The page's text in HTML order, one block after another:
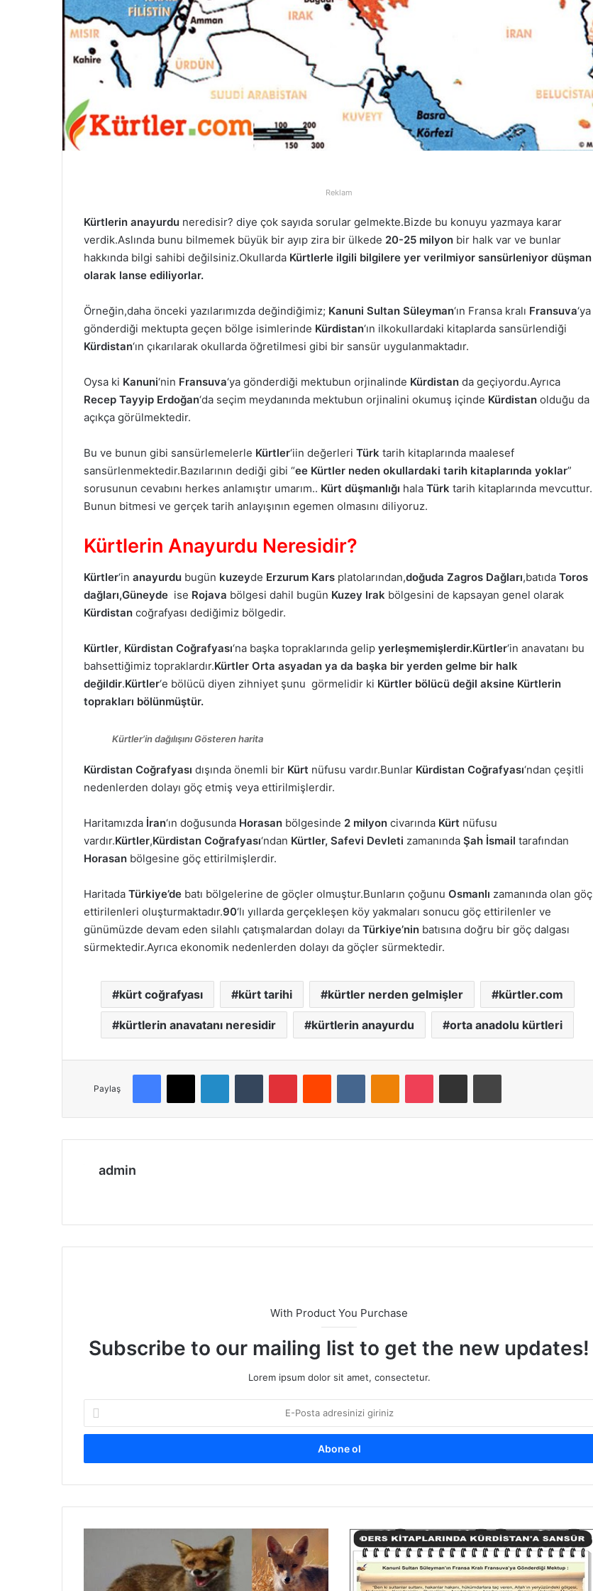
m
e
Reklam
Kürtlerin anayurdu neredisir? diye çok sayıda sorular gelmekte.Bizde bu konuyu yazmaya karar
verdik.Aslında bunu bilmemek büyük bir ayıp zira bir ülkede 20-25 milyon bir halk var ve bunlar
hakkında bilgi sahibi değilsiniz.Okullarda Kürtlerle ilgili bilgilere yer verilmiyor sansürleniyor düşman
olarak lanse ediliyorlar.
Örneğin,daha önceki yazılarımızda değindiğimiz; Kanuni Sultan Süleyman‘ın Fransa kralı Fransuva‘ya
gönderdiği mektupta geçen bölge isimlerinde Kürdistan‘ın ilkokullardaki kitaplarda sansürlendiği
Kürdistan‘ın çıkarılarak okullarda öğretilmesi gibi bir sansür uygulanmaktadır.
Oysa ki Kanuni‘nin Fransuva‘ya gönderdiği mektubun orjinalinde Kürdistan da geçiyordu.Ayrıca
Recep Tayyip Erdoğan‘da seçim meydanında mektubun orjinalini okumuş içinde Kürdistan olduğu da
açıkça görülmektedir.
Bu ve bunun gibi sansürlemelerle Kürtler‘iin değerleri Türk tarih kitaplarında maalesef
sansürlenmektedir.Bazılarının dediği gibi “ee Kürtler neden okullardaki tarih kitaplarında yoklar”
sorusunun cevabını herkes anlamıştır umarım.. Kürt düşmanlığı hala Türk tarih kitaplarında mevcuttur.
Bunun bitmesi ve gerçek tarih anlayışının egemen olmasını diliyoruz.
Kürtlerin Anayurdu Neresidir?
Kürtler‘in anayurdu bugün kuzeyde Erzurum Kars platolarından,doğuda Zagros Dağları,batıda Toros
dağları,Güneyde ise Rojava bölgesi dahil bugün Kuzey Irak bölgesini de kapsayan genel olarak
Kürdistan coğrafyası dediğimiz bölgedir.
Kürtler, Kürdistan Coğrafyası‘na başka topraklarında gelip yerleşmemişlerdir.Kürtler‘in anavatanı bu
bahsettiğimiz topraklardır.Kürtler Orta asyadan ya da başka bir yerden gelme bir halk
değildir.Kürtler‘e bölücü diyen zihniyet şunu görmelidir ki Kürtler bölücü değil aksine Kürtlerin
toprakları bölünmüştür.
Kürtler’in dağılışını Gösteren harita
Kürdistan Coğrafyası dışında önemli bir Kürt nüfusu vardır.Bunlar Kürdistan Coğrafyası‘ndan çeşitli
nedenlerden dolayı göç etmiş veya ettirilmişlerdir.
Haritamızda İran‘ın doğusunda Horasan bölgesinde 2 milyon civarında Kürt nüfusu
vardır.Kürtler,Kürdistan Coğrafyası‘ndan Kürtler, Safevi Devleti zamanında Şah İsmail tarafından
Horasan bölgesine göç ettirilmişlerdir.
Haritada Türkiye’de batı bölgelerine de göçler olmuştur.Bunların çoğunu Osmanlı zamanında olan göç
ettirilenleri oluşturmaktadır.90‘lı yıllarda gerçekleşen köy yakmaları sonucu göç ettirilenler ve
günümüzde devam eden silahlı çatışmalardan dolayı da Türkiye’nin batısına doğru bir göç dalgası
sürmektedir.Ayrıca ekonomik nedenlerden dolayı da göçler sürmektedir.
kürt coğrafyası kürt tarihi kürtler nerden gelmişler kürtler.com
kürtlerin anavatanı neresidir kürtlerin anayurdu orta anadolu kürtleri
Paylaş
admin
sit
esi
With Product You Purchase
Subscribe to our mailing list to get the new updates!
Lorem ipsum dolor sit amet, consectetur.
P
s
a
d
O
k